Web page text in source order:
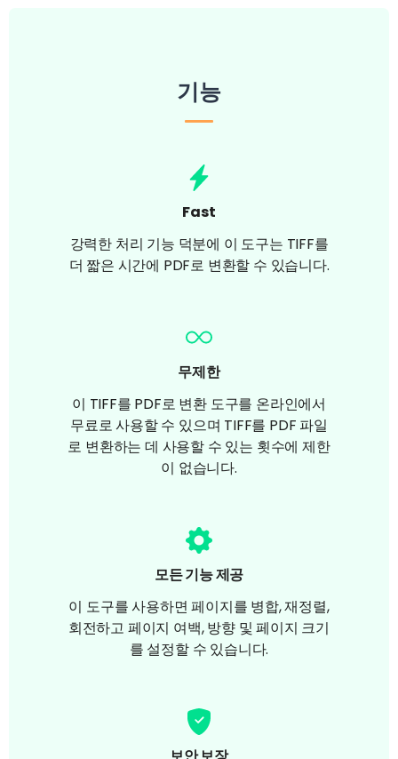
기능
Fast
강력한 처리 기능 덕분에 이 도구는 TIFF를
더 짧은 시간에 PDF로 변환할 수 있습니다.
무제한
이 TIFF를 PDF로 변환 도구를 온라인에서
무료로 사용할 수 있으며 TIFF를 PDF 파일
로 변환하는 데 사용할 수 있는 횟수에 제한
이 없습니다.
모든 기능 제공
이 도구를 사용하면 페이지를 병합, 재정렬,
회전하고 페이지 여백, 방향 및 페이지 크기
를 설정할 수 있습니다.